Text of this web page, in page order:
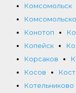
Комсомольск
Конотоп
Копейск
Корсаков
Косов
Котельниково